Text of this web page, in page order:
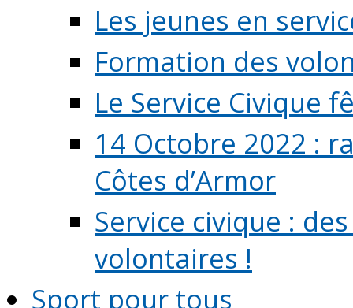
Les jeunes en
Formation des
Le Service Civique
14 Octobre 2022 :
Côtes d’Armor
Service civique :
volontaires !
Sport pour tous